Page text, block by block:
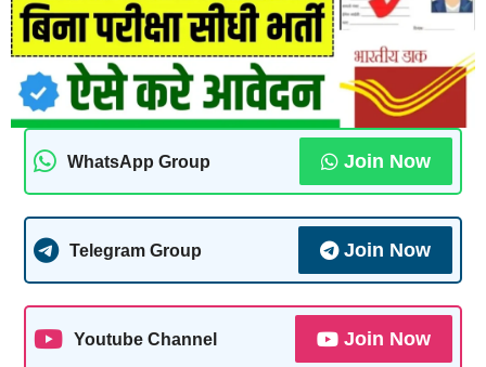
WhatsApp Group Join Now
Telegram Group Join Now
Youtube Channel Join Now